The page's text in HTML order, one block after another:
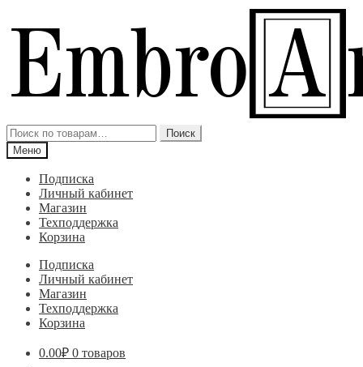
к
навигации
к
содержимому
Искать:
Поиск
Меню
Подписка
Личный кабинет
Магазин
Техподдержка
Корзина
Подписка
Личный кабинет
Магазин
Техподдержка
Корзина
0.00₽ 0 товаров